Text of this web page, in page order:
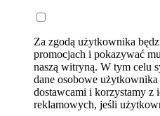
Za zgodą użytkownika
promocjach i pokazywać
naszą witryną. W tym celu
dane osobowe
dostawcami i korzystamy z
reklamowych, jeśli